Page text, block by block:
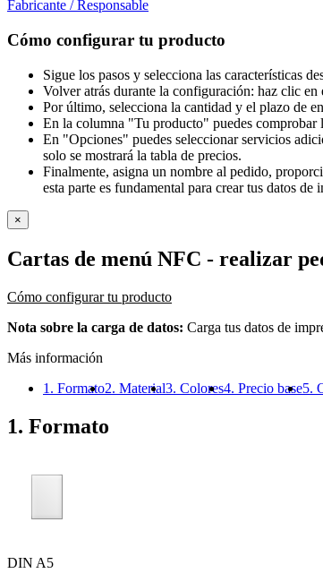
Fabricante / Responsable
Cómo configurar tu producto
Sigue los pasos y selecciona las características
Volver atrás durante la configuración: haz clic en
Por último, selecciona la cantidad y el plazo de
En la columna "Tu producto" puedes comprobar
En "Opciones" puedes seleccionar servicios
solo se mostrará la tabla de precios.
Finalmente, asigna un nombre al pedido,
esta parte es fundamental para crear tus datos de
×
Cartas de menú NFC - realizar
Cómo configurar tu producto
Nota sobre la carga de datos: Carga tus datos de
Más información
1. Formato2. Material3. Colores4. Precio base5.
1. Formato
DIN A5